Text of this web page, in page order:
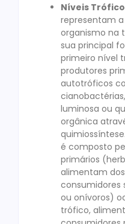
Níveis
representam
organismo na
sua principal
primeiro nível
produtores
autotróficos
luminosa ou
orgânica
é composto
primários
alimentam
consumidores
ou onívoros)
trófico,